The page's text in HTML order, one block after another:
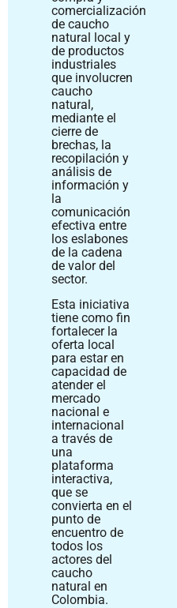
comercialización
de caucho
natural local y
de productos
industriales
que involucren
caucho
natural,
mediante el
cierre de
brechas, la
recopilación y
análisis de
información y
la
comunicación
efectiva entre
los eslabones
de la cadena
de valor del
sector.
Esta iniciativa
tiene como fin
fortalecer la
oferta local
para estar en
capacidad de
atender el
mercado
nacional e
internacional
a través de
una
plataforma
interactiva,
que se
convierta en el
punto de
encuentro de
todos los
actores del
caucho
natural en
Colombia.